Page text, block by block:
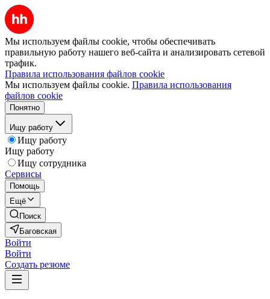
Мы используем файлы cookie, чтобы обеспечивать
правильную работу нашего веб-сайта и анализировать сетевой
трафик.
Правила использования файлов cookie
Мы используем файлы cookie. Правила использования
файлов cookie
Понятно
Ищу работу
Ищу работу
Ищу работу
Ищу сотрудника
Сервисы
Помощь
Ещё
Поиск
Баговская
Войти
Войти
Создать резюме